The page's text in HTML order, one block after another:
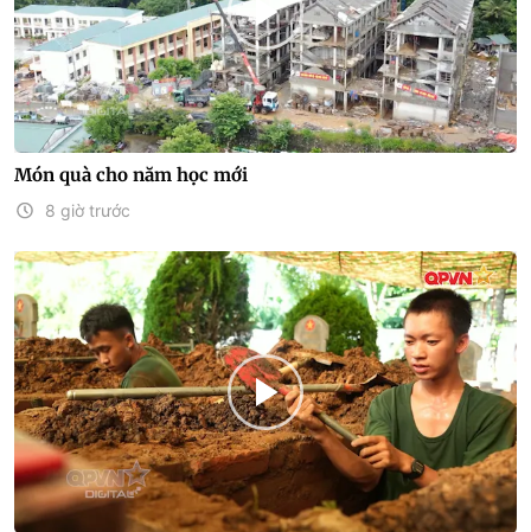
Món quà cho năm học mới
8 giờ trước